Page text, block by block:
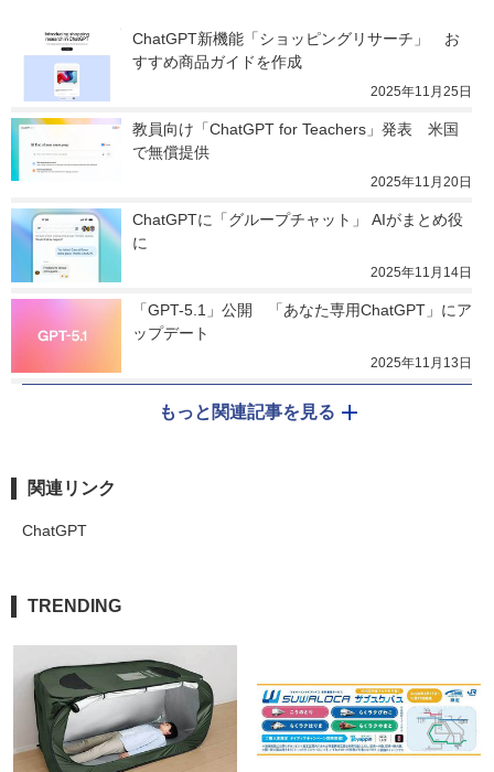
ChatGPT新機能「ショッピングリサーチ」　お
すすめ商品ガイドを作成
2025年11月25日
教員向け「ChatGPT for Teachers」発表　米国
で無償提供
2025年11月20日
ChatGPTに「グループチャット」 AIがまとめ役
に
2025年11月14日
「GPT-5.1」公開　「あなた専用ChatGPT」にア
ップデート
2025年11月13日
もっと関連記事を見る
関連リンク
ChatGPT
TRENDING